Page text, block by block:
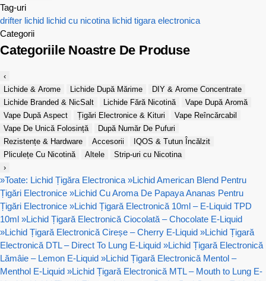
Tag-uri
drifter lichid lichid cu nicotina lichid tigara electronica
Categorii
Categoriile Noastre De Produse
‹
Lichide & Arome
Lichide După Mărime
DIY & Arome Concentrate
Lichide Branded & NicSalt
Lichide Fără Nicotină
Vape După Aromă
Vape După Aspect
Țigări Electronice & Kituri
Vape Reîncărcabil
Vape De Unică Folosință
După Număr De Pufuri
Rezistențe & Hardware
Accesorii
IQOS & Tutun Încălzit
Pliculețe Cu Nicotină
Altele
Strip-uri cu Nicotina
›
»Toate: Lichid Țigăra Electronica »Lichid American Blend Pentru
Țigări Electronice »Lichid Cu Aroma De Papaya Ananas Pentru
Țigări Electronice »Lichid Țigară Electronică 10ml – E-Liquid TPD
10ml »Lichid Țigară Electronică Ciocolată – Chocolate E-Liquid
»Lichid Țigară Electronică Cireșe – Cherry E-Liquid »Lichid Țigară
Electronică DTL – Direct To Lung E-Liquid »Lichid Țigară Electronică
Lămâie – Lemon E-Liquid »Lichid Țigară Electronică Mentol –
Menthol E-Liquid »Lichid Țigară Electronică MTL – Mouth to Lung E-